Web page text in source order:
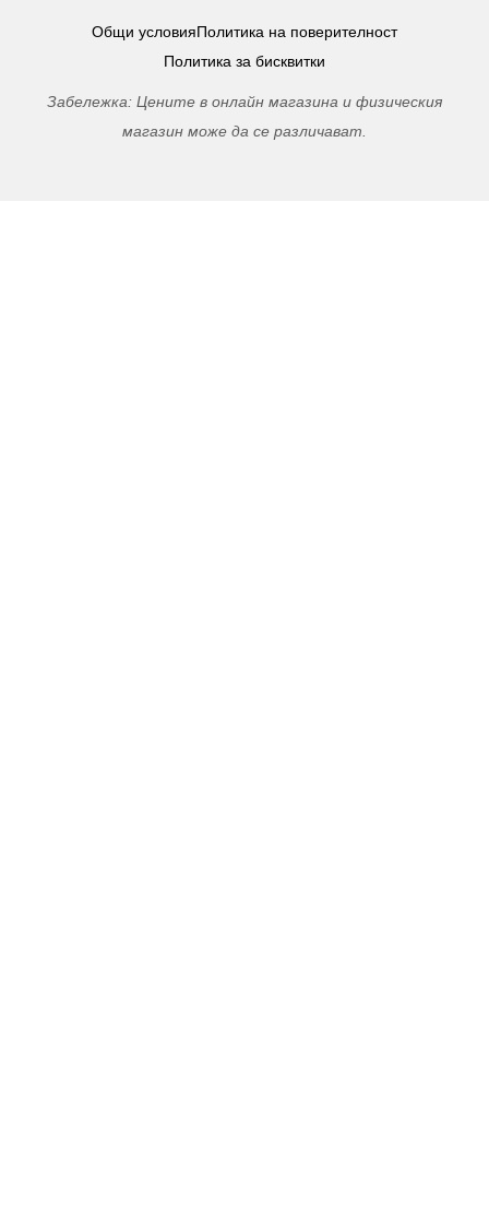
Общи условияПолитика на поверителност
Политика за бисквитки
Забележка: Цените в онлайн магазина и физическия
магазин може да се различават.